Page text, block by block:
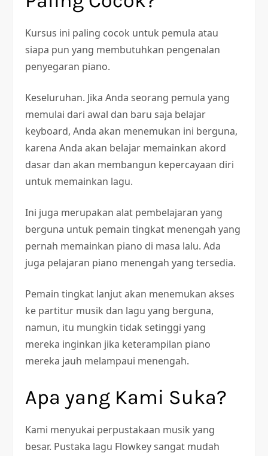
Kursus ini paling cocok untuk pemula atau
siapa pun yang membutuhkan pengenalan
penyegaran piano.
Keseluruhan. Jika Anda seorang pemula yang
memulai dari awal dan baru saja belajar
keyboard, Anda akan menemukan ini berguna,
karena Anda akan belajar memainkan akord
dasar dan akan membangun kepercayaan diri
untuk memainkan lagu.
Ini juga merupakan alat pembelajaran yang
berguna untuk pemain tingkat menengah yang
pernah memainkan piano di masa lalu. Ada
juga pelajaran piano menengah yang tersedia.
Pemain tingkat lanjut akan menemukan akses
ke partitur musik dan lagu yang berguna,
namun, itu mungkin tidak setinggi yang
mereka inginkan jika keterampilan piano
mereka jauh melampaui menengah.
Apa yang Kami Suka?
Kami menyukai perpustakaan musik yang
besar. Pustaka lagu Flowkey sangat mudah